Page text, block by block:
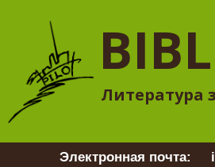
Литература
Электронная почта: